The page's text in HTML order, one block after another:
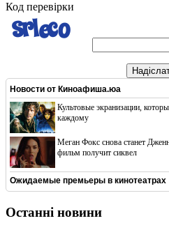
Код перевірки
Новости от Киноафиша.юа
Культовые экранизации,
каждому
Меган Фокс снова станет
фильм получит сиквел
Ожидаемые премьеры в кинотеатрах
Останні новини